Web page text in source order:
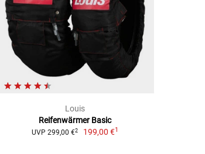
Louis
Reifenwärmer Basic
UVP 299,00 €2 199,00 €1